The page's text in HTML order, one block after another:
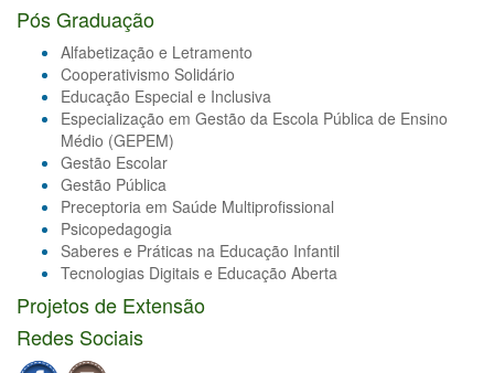
Pós Graduação
Alfabetização e Letramento
Cooperativismo Solidário
Educação Especial e Inclusiva
Especialização em Gestão da Escola Pública de Ensino
Médio (GEPEM)
Gestão Escolar
Gestão Pública
Preceptoria em Saúde Multiprofissional
Psicopedagogia
Saberes e Práticas na Educação Infantil
Tecnologias Digitais e Educação Aberta
Projetos de Extensão
Redes Sociais